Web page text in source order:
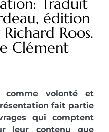
édition
Roos.
Clément
comme volonté et
fait partie
qui comptent
leur contenu que